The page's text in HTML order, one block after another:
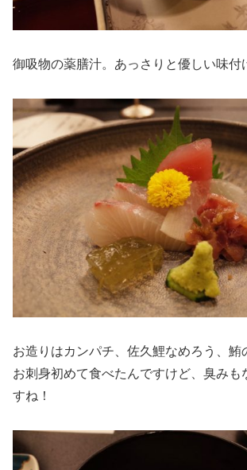
御吸物の薬膳汁。あっさりと優しい味付
お造りはカンパチ、佐久鯉なめろう、鮪
お刺身初めて食べたんですけど、臭みも
すね！